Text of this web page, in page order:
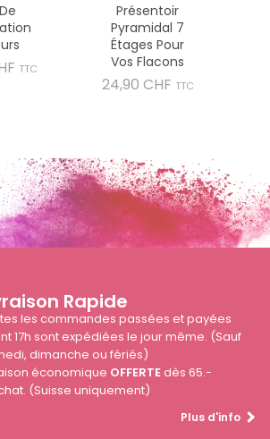
Prix
TTC
Présentoir
Pyramidal 7
Étages Pour
Vos Flacons
24,90 CHF Prix
TTC
Rapide
les commandes passées et payées
17h sont expédiées le jour même. (Sauf
dimanche ou fériés)
économique OFFERTEdès 65.-
(Suisse uniquement)
Plus d'info